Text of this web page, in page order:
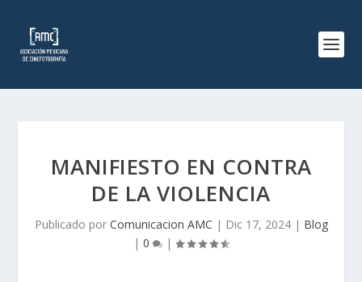
MANIFIESTO EN CONTRA
DE LA VIOLENCIA
Publicado por Comunicacion AMC | Dic 17, 2024| Blog
| 0 |